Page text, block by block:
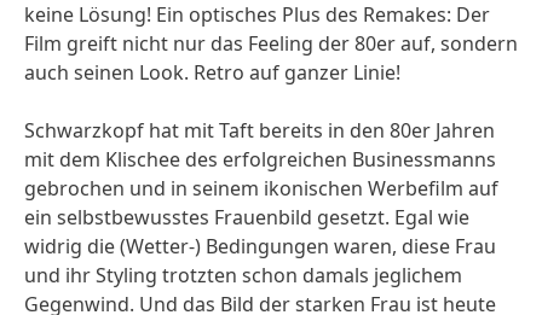
keine Lösung! Ein optisches Plus des Remakes: Der
Film greift nicht nur das Feeling der 80er auf, sondern
auch seinen Look. Retro auf ganzer Linie!
Schwarzkopf hat mit Taft bereits in den 80er Jahren
mit dem Klischee des erfolgreichen Businessmanns
gebrochen und in seinem ikonischen Werbefilm auf
ein selbstbewusstes Frauenbild gesetzt. Egal wie
widrig die(Wetter-) Bedingungen waren, diese Frau
und ihr Styling trotzten schon damals jeglichem
Gegenwind. Und das Bild der starken Frau ist heute